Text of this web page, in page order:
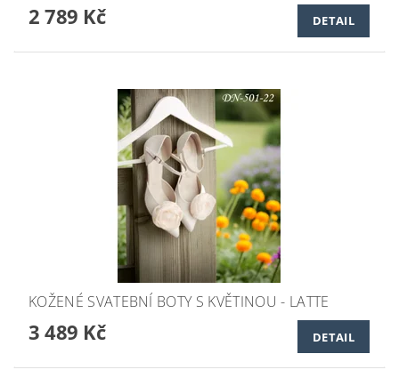
2 789 Kč DETAIL
KOŽENÉ SVATEBNÍ BOTY S KVĚTINOU - LATTE
3 489 Kč DETAIL